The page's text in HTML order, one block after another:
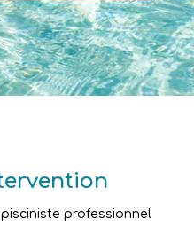
pisciniste professionnel